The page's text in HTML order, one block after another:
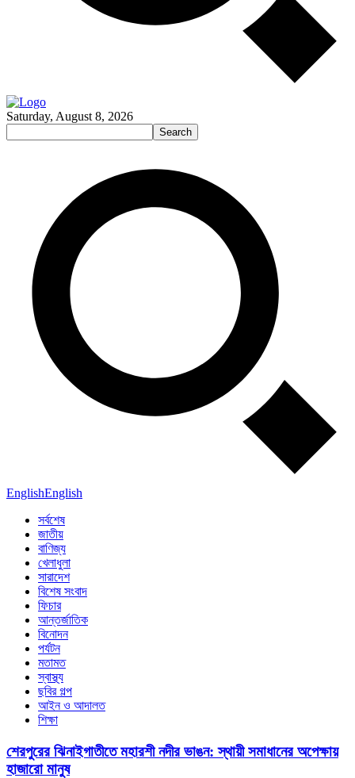
Saturday, August 8, 2026
Search
EnglishEnglish
সর্বশেষ
জাতীয়
বাণিজ্য
খেলাধুলা
সারাদেশ
বিশেষ সংবাদ
ফিচার
আন্তর্জাতিক
বিনোদন
পর্যটন
মতামত
স্বাস্থ্য
ছবির গল্প
আইন ও আদালত
শিক্ষা
শেরপুরের ঝিনাইগাতীতে মহারশী নদীর ভাঙন: স্থায়ী সমাধানের অপেক্ষায়
হাজারো মানুষ